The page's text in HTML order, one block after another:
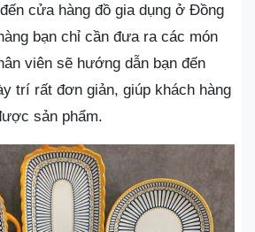
cửa hàng đồ gia dụng ở Đồng
bạn chỉ cần đưa ra các món
viên sẽ hướng dẫn bạn đến
trí rất đơn giản, giúp khách hàng
sản phẩm.